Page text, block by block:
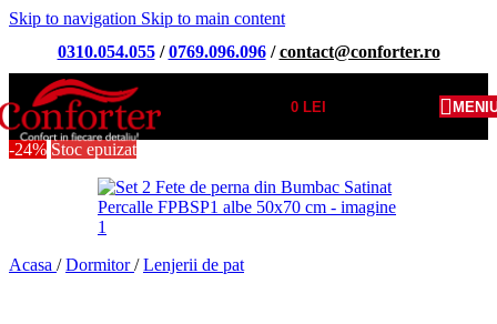
Skip to navigation Skip to main content
0310.054.055/0769.096.096/contact@conforter.ro
0 LEI
-24% Stoc epuizat
Acasa / Dormitor/ Lenjerii de pat